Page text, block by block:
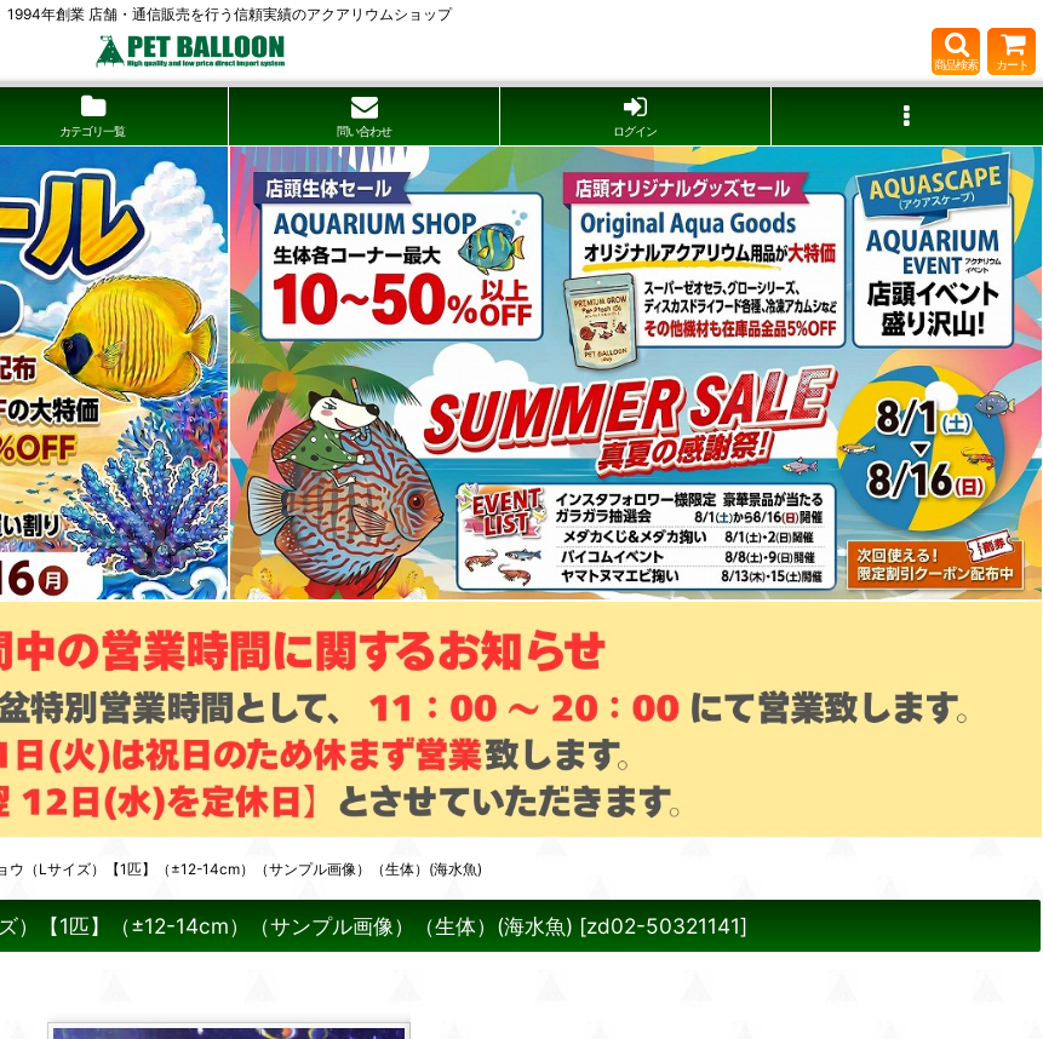
1994年創業 店舗・通信販売を行う信頼実績のアクアリウムショップ
商品検索 カート
カテゴリ一覧 問い合わせ ログイン
ウ（Lサイズ）【1匹】（±12-14cm）（サンプル画像）（生体）(海水魚)
）【1匹】（±12-14cm）（サンプル画像）（生体）(海水魚) [zd02-50321141]